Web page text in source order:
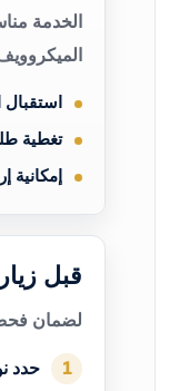
الخدمة
تغطية
قبل
لضمان
1 حدد